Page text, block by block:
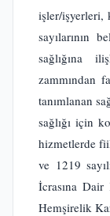
işler/işyerleri,
sayılarının
sağlığına
zammından
tanımlanan
sağlığı için
hizmetlerde
ve 1219
İcrasına
Hemşirelik